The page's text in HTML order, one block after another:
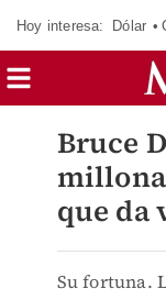
Hoy interesa: Dólar
Bruce
que da
Su fortuna.